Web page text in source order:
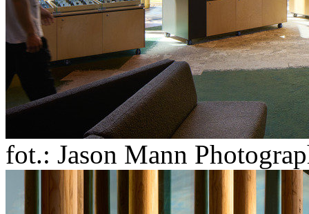
fot.: Jason Mann